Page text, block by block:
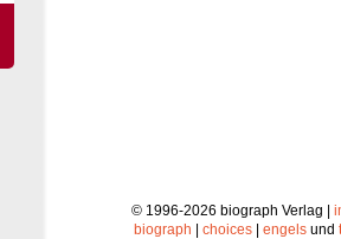
© 1996-2026 biograph Verlag |
biograph
choices engels und